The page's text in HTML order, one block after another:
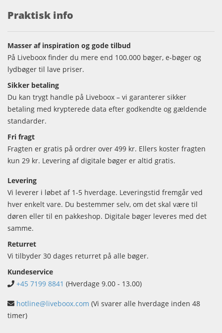
Praktisk info
Masser af inspiration og gode tilbud
På Liveboox finder du mere end 100.000 bøger, e-bøger og
lydbøger til lave priser.
Sikker betaling
Du kan trygt handle på Liveboox – vi garanterer sikker
betaling med krypterede data efter godkendte og gældende
standarder.
Fri fragt
Fragten er gratis på ordrer over 499 kr. Ellers koster fragten
kun 29 kr. Levering af digitale bøger er altid gratis.
Levering
Vi leverer i løbet af 1-5 hverdage. Leveringstid fremgår ved
hver enkelt vare. Du bestemmer selv, om det skal være til
døren eller til en pakkeshop. Digitale bøger leveres med det
samme.
Returret
Vi tilbyder 30 dages returret på alle bøger.
Kundeservice
+45 7199 8841 (Hverdage 9.00 - 13.00)
hotline@liveboox.com (Vi svarer alle hverdage inden 48
timer)